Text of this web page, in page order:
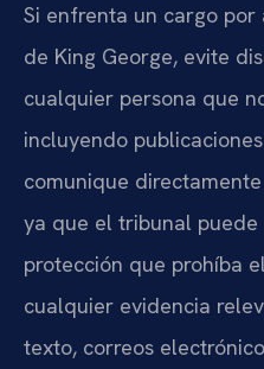
Si enfrenta un cargo
de King George, evite
cualquier persona que
incluyendo
comunique
ya que el tribunal
protección que prohíba
cualquier evidencia
texto, correos